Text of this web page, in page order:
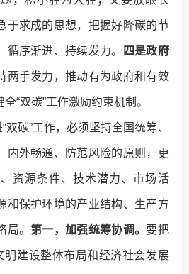
于求成的思想，把握好降碳的节
序渐进、持续发力。 四是政府
两手发力，推动有为政府和有效
“双碳”工作激励约束机制。
碳”工作，必须坚持全国统筹、
内外畅通、防范风险的原则，更
资源条件、技术潜力、市场活
和保护环境的产业结构、生产方
局。第一，加强统筹协调。要把
明建设整体布局和经济社会发展